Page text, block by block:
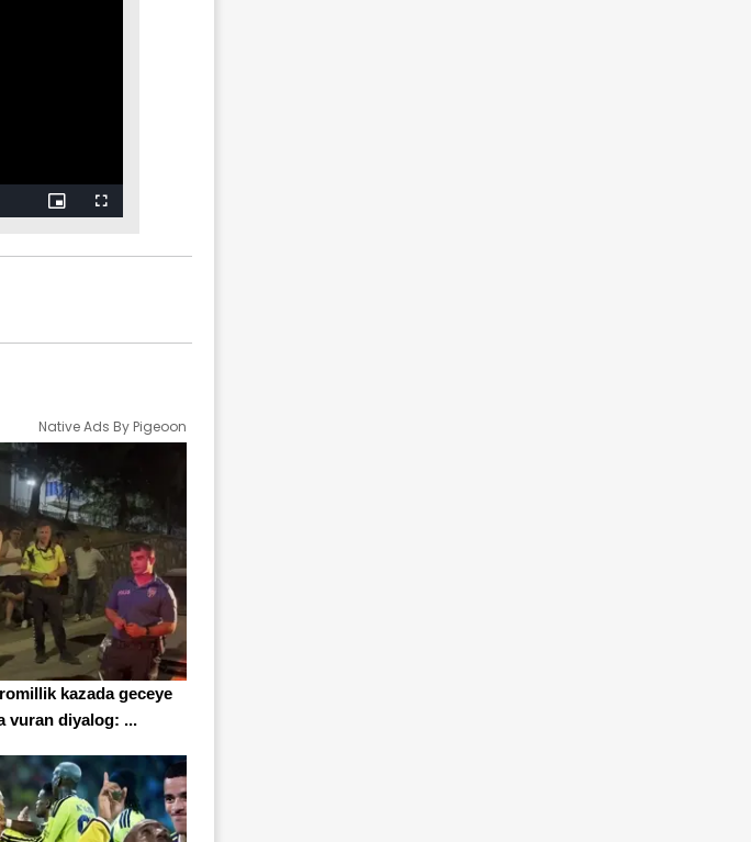
Native Ads By Pigeoon
kazada geceye
vuran diyalog: ...